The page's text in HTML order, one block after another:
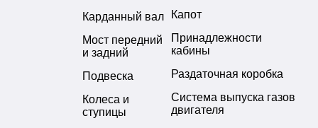
Карданный вал
Мост передний
и задний
Подвеска
Колеса и
ступицы
Капот
Принадлежности
кабины
Раздаточная коробка
Система выпуска газов
двигателя